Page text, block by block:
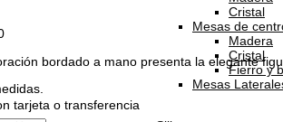
Cristal
Mesas de
Madera
Cristal
Fierro y
Mesas
Rango
precios:
$185.000
hasta
bordado a mano presenta la elegante
tarjeta o transferencia